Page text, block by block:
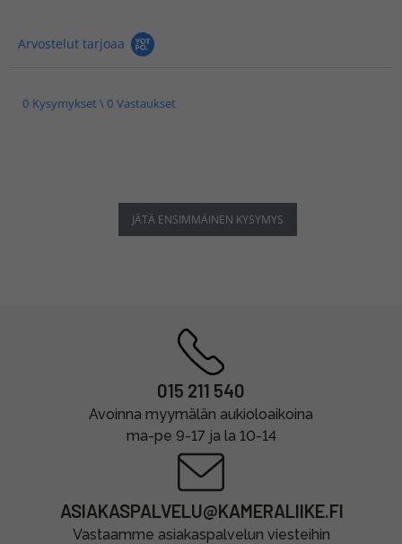
Arvostelut tarjoaa
0 Kysymykset \ 0 Vastaukset
JÄTÄ ENSIMMÄINEN KYSYMYS
015 211 540
Avoinna myymälän aukioloaikoina
ma-pe 9-17 ja la 10-14
ASIAKASPALVELU@KAMERALIIKE.FI
Vastaamme asiakaspalvelun viesteihin